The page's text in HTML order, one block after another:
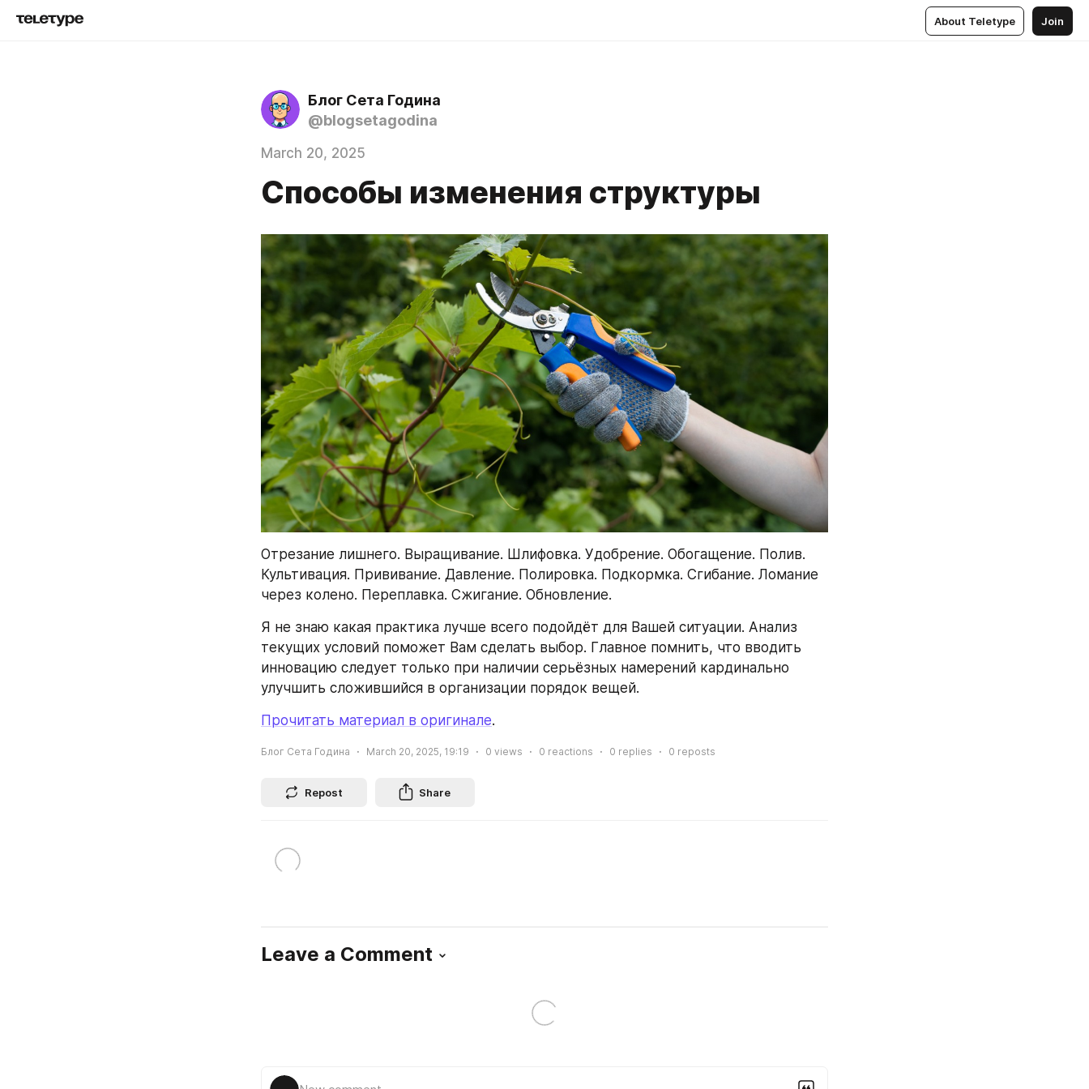
About Teletype Join
Блог Сета Година
@blogsetagodina
March 20, 2025
Способы изменения структуры
Отрезание лишнего. Выращивание. Шлифовка. Удобрение. Обогащение. Полив.
Культивация. Прививание. Давление. Полировка. Подкормка. Сгибание. Ломание
через колено. Переплавка. Сжигание. Обновление.
Я не знаю какая практика лучше всего подойдёт для Вашей ситуации. Анализ
текущих условий поможет Вам сделать выбор. Главное помнить, что вводить
инновацию следует только при наличии серьёзных намерений кардинально
улучшить сложившийся в организации порядок вещей.
Прочитать материал в оригинале.
Блог Сета Година March 20, 2025, 19:19 0 views 0 reactions 0 replies 0 reposts
Repost Share
Leave a Comment